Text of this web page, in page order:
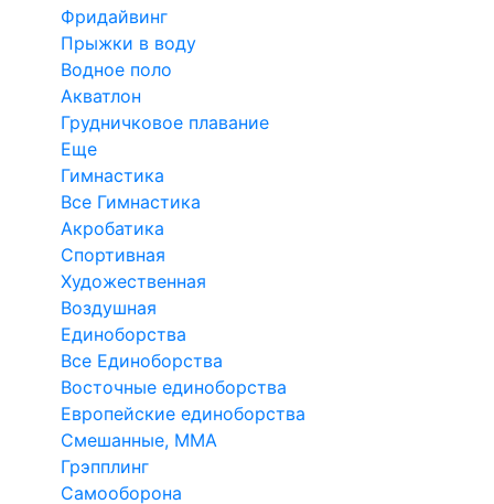
Фридайвинг
Прыжки в воду
Водное поло
Акватлон
Грудничковое плавание
Еще
Гимнастика
Все Гимнастика
Акробатика
Спортивная
Художественная
Воздушная
Единоборства
Все Единоборства
Восточные единоборства
Европейские единоборства
Смешанные, ММА
Грэпплинг
Самооборона